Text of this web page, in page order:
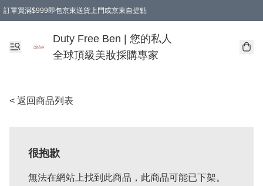
訂單買滿$999即包京東送貨上門或京東自提點
Duty Free Ben | 您的私人
全球頂級美妝採購專家
< 返回商品列表
很抱歉
無法在網站上找到此商品，此商品可能已下架。